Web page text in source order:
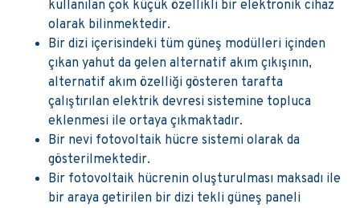
kullanılan çok küçük özellikli bir elektronik cihaz
olarak bilinmektedir.
Bir dizi içerisindeki tüm güneş modülleri içinden
çıkan yahut da gelen alternatif akım çıkışının,
alternatif akım özelliği gösteren tarafta
çalıştırılan elektrik devresi sistemine topluca
eklenmesi ile ortaya çıkmaktadır.
Bir nevi fotovoltaik hücre sistemi olarak da
gösterilmektedir.
Bir fotovoltaik hücrenin oluşturulması maksadı ile
bir araya getirilen bir dizi tekli güneş paneli